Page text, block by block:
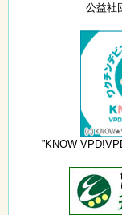
公益社
”KNOW-